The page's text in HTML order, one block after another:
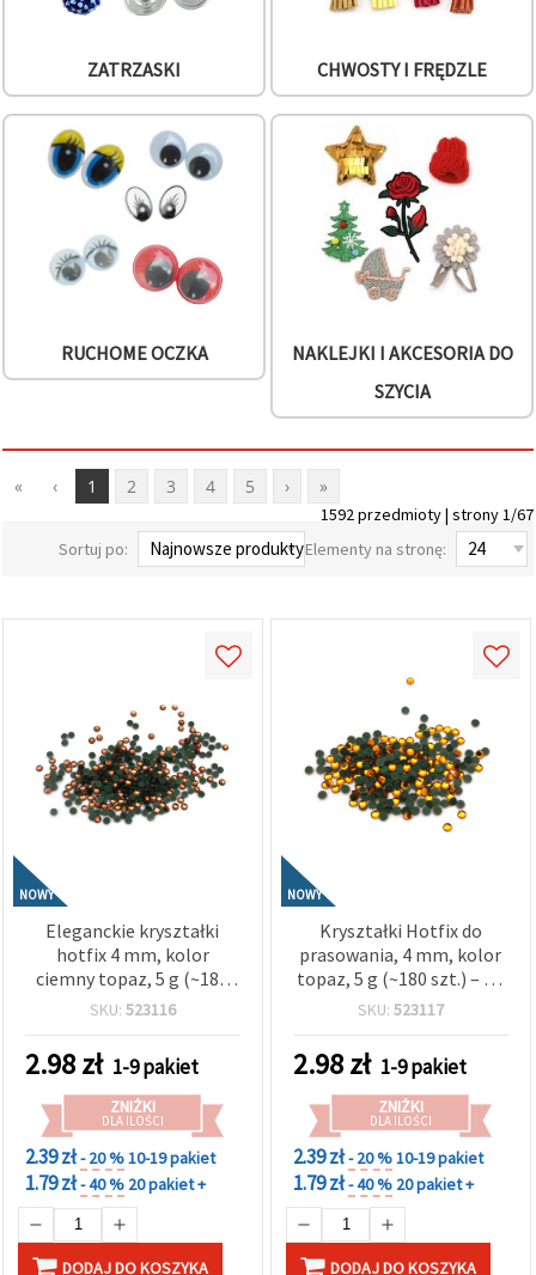
ZATRZASKI CHWOSTY I FRĘDZLE
RUCHOME OCZKA
NAKLEJKI I AKCESORIA DO
SZYCIA
« ‹ 1 2 3 4 5 › »
1592 przedmioty | strony 1/67
Sortuj po:
Elementy na stronę:
NOWY
Eleganckie kryształki
hotfix 4 mm, kolor
ciemny topaz, 5 g (~180
szt.) – do zdobienia
dekoracji
SKU: 523116
2.98zł 1-9 pakiet
ZNIŻKI
DLA ILOŚCI
2.39 zł- 20 %10-19 pakiet
1.79 zł- 40 % 20 pakiet +
DODAJ DO KOSZYKA
NOWY
Kryształki Hotfix do
prasowania, 4 mm, kolor
topaz, 5 g (~180 szt.) – do
zdobienia tkanin,
rękodzielniczych
SKU: 523117
2.98zł 1-9 pakiet
ZNIŻKI
DLA ILOŚCI
2.39 zł- 20 %10-19 pakiet
1.79 zł- 40 % 20 pakiet +
DODAJ DO KOSZYKA